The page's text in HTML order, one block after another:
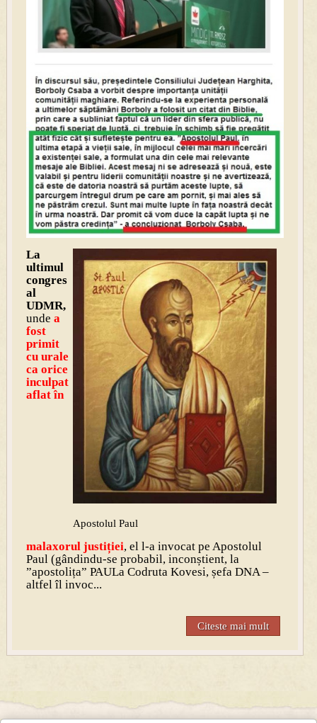
Apostolul Paul
La
ultimul
congres
al
UDMR,
unde a
fost
primit
cu urale
ca orice
inculpat
aflat în
malaxorul justiției, el l-a invocat pe Apostolul
Paul (gândindu-se probabil, inconștient, la
”apostolița” PAULa Codruta Kovesi, șefa DNA –
altfel îl invoc...
Citeste mai mult